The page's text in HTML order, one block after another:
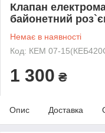
Клапан
байонетний
Немає в наявності
Код: КЕМ 07-
1 300 ₴
Опис Доставка